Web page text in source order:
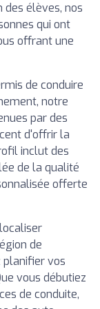
élèves, nos
qui ont
offrant une
de conduire
notre
par des
d'offrir la
inclut des
de la qualité
offerte
de
planifier vos
vous débutiez
de conduite,